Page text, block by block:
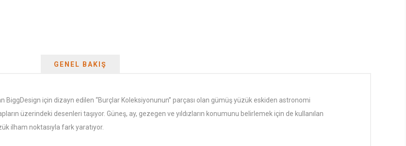
GENEL BAKIŞ
için dizayn edilen “Burçlar Koleksiyonunun” parçası olan gümüş yüzük eskiden astronomi
üzerindeki desenleri taşıyor. Güneş, ay, gezegen ve yıldızların konumunu belirlemek için de kullanılan
ilham noktasıyla fark yaratıyor.